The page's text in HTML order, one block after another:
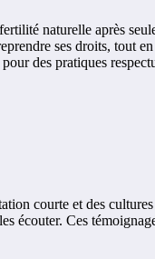
naturelle après
ses droits, tout
des pratiques
courte et des
écouter. Ces